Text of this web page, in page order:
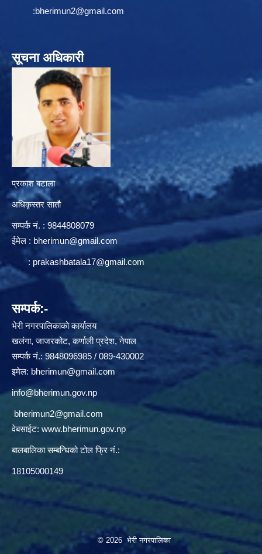
:bherimun2@gmail.com
सूचना अधिकारी
प्रकाश बटाला
अधिकृस्तर सातौ
सम्पर्क न‌ं. : 9844808079
ईमेल : bherimun@gmail.com
: prakashbatala17@gmail.com
सम्पर्क:-
भेरी नगरपालिकाको कार्यालय
खलंगा, जाजरकोट, कर्णाली प्रदेश, नेपाल
सम्पर्क नं.: 9848096985 / 089-430002
इमेल: bherimun@gmail.com
info@bherimun.gov.np
bherimun2@gmail.com
वेबसाईट: www.bherimun.gov.np
बालबालिका सम्बन्धिको टोल फ्रि नं.:
18105000149
© 2026 भेरी नगरपालिका